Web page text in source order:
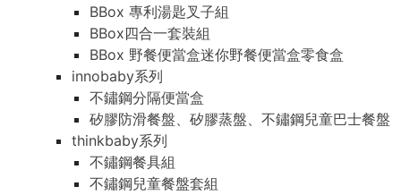
BBox 專利湯匙叉子組
BBox四合一套裝組
BBox 野餐便當盒迷你野餐便當盒零食盒
innobaby系列
不鏽鋼分隔便當盒
矽膠防滑餐盤、矽膠蒸盤、不鏽鋼兒童巴士餐盤
thinkbaby系列
不鏽鋼餐具組
不鏽鋼兒童餐盤套組